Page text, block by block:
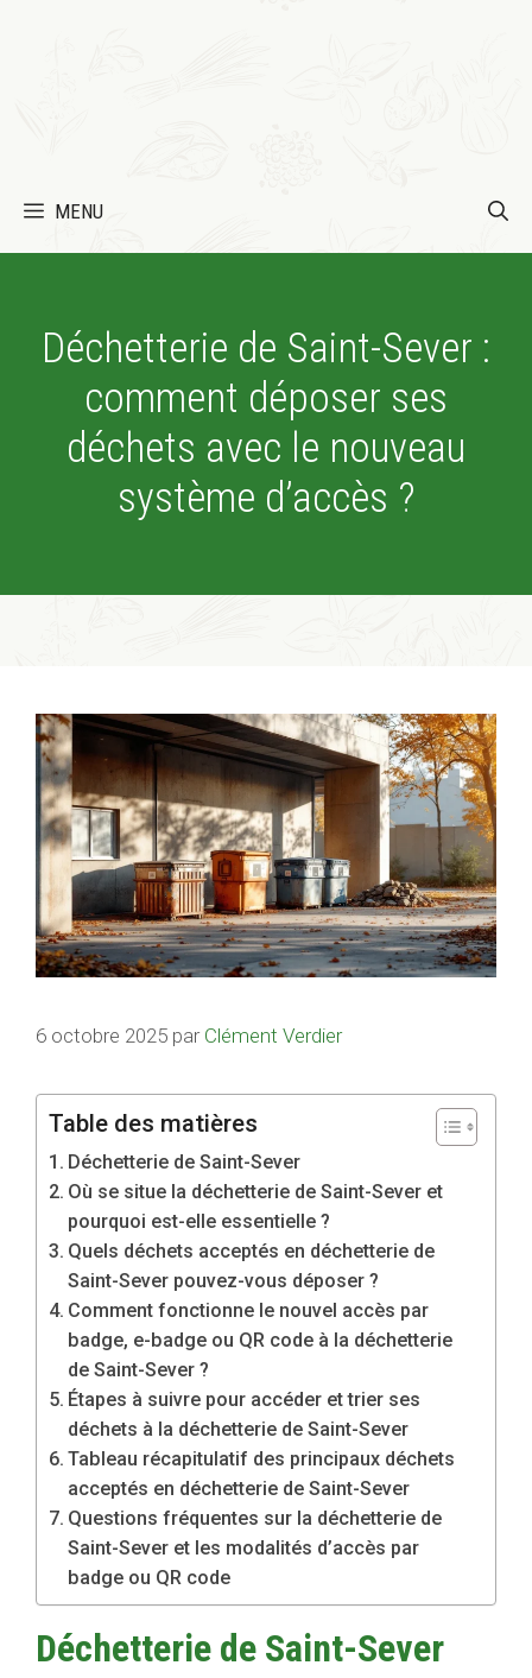
MENU
Déchetterie de Saint-Sever :
comment déposer ses
déchets avec le nouveau
système d’accès ?
6 octobre 2025 par Clément Verdier
Table des matières
Déchetterie de Saint-Sever
Où se situe la déchetterie de Saint-Sever et
pourquoi est-elle essentielle ?
Quels déchets acceptés en déchetterie de
Saint-Sever pouvez-vous déposer ?
Comment fonctionne le nouvel accès par
badge, e-badge ou QR code à la déchetterie
de Saint-Sever ?
Étapes à suivre pour accéder et trier ses
déchets à la déchetterie de Saint-Sever
Tableau récapitulatif des principaux déchets
acceptés en déchetterie de Saint-Sever
Questions fréquentes sur la déchetterie de
Saint-Sever et les modalités d’accès par
badge ou QR code
Déchetterie de Saint-Sever